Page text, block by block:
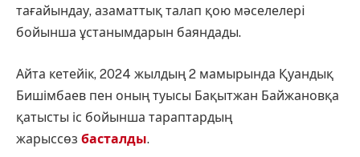
тағайындау, азаматтық талап қою мәселелерi
бойынша ұстанымдарын баяндады.
Айта кетейік, 2024 жылдың 2 мамырында Қуандық
Бишімбаев пен оның туысы Бақытжан Байжановқа
қатысты іс бойынша тараптардың
жарыссөз басталды.